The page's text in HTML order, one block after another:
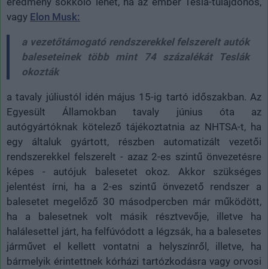
vagy Elon Musk:
a vezetőtámogató rendszerekkel felszerelt autók
baleseteinek több mint 74 százalékát Teslák
okozták
a tavaly júliustól idén május 15-ig tartó időszakban. Az
Egyesült Államokban tavaly június óta az
autógyártóknak kötelező tájékoztatnia az NHTSA-t, ha
egy általuk gyártott, részben automatizált vezetői
rendszerekkel felszerelt - azaz 2-es szintű önvezetésre
képes - autójuk balesetet okoz. Akkor szükséges
jelentést írni, ha a 2-es szintű önvezető rendszer a
balesetet megelőző 30 másodpercben már működött,
ha a balesetnek volt másik résztvevője, illetve ha
halálesettel járt, ha felfúvódott a légzsák, ha a balesetes
járművet el kellett vontatni a helyszínről, illetve, ha
bármelyik érintettnek kórházi tartózkodásra vagy orvosi